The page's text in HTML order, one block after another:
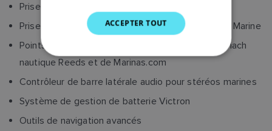
Prise en charge des cartes vectorielles S-63
Prise en charge du capteur de contrainte Cyclops Marine
Points d'intérêt des cartes LightHouse, de l'Almanach
nautique Reeds et de Marinas.com
Contrôleur de barre latérale audio pour stéréos marines
Système de gestion de batterie Victron
Outils de navigation avancés
DUTCH
SPANISH
ACCEPTER TOUT